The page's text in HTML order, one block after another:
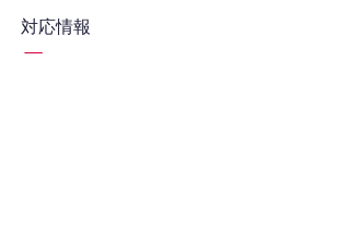
対応情報